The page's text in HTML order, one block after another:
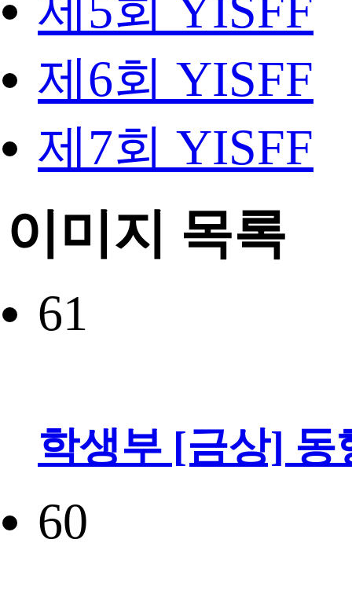
제6회 YISFF
제7회 YISFF
이미지 목록
61
학생부 [금상] 동
60